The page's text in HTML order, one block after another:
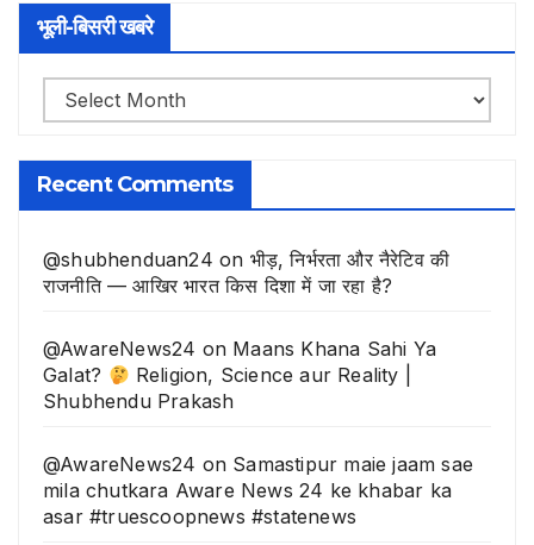
भूली-बिसरी खबरे
भूली-
बिसरी
खबरे
Recent Comments
@shubhenduan24 on भीड़, निर्भरता और नैरेटिव की
राजनीति — आखिर भारत किस दिशा में जा रहा है?
@AwareNews24 on Maans Khana Sahi Ya
Galat?
Religion, Science aur Reality |
Shubhendu Prakash
@AwareNews24 on Samastipur maie jaam sae
mila chutkara Aware News 24 ke khabar ka
asar #truescoopnews #statenews